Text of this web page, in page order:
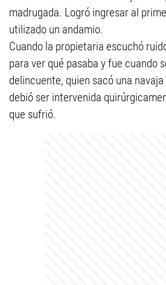
madrugada. Logró ingresar al
utilizado un andamio.
Cuando la propietaria escuchó
para ver qué pasaba y fue cuando
delincuente, quien sacó una
debió ser intervenida
que sufrió.